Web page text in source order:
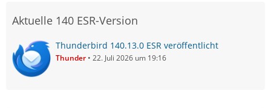
Aktuelle 140 ESR-Version
Thunderbird 140.13.0 ESR veröffentlicht
Thunder 22. Juli 2026 um 19:16